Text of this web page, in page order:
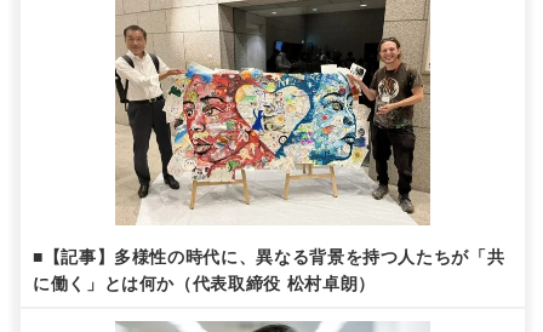
■【記事】多様性の時代に、異なる背景を持つ人たちが「共
に働く」とは何か（代表取締役 松村卓朗）